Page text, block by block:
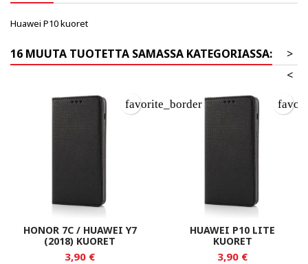
Huawei P10 kuoret
16 MUUTA TUOTETTA SAMASSA KATEGORIASSA:
>
<
HONOR 7C / HUAWEI Y7
(2018) KUORET
3,90 €
favorite_border
HUAWEI P10 LITE
KUORET
3,90 €